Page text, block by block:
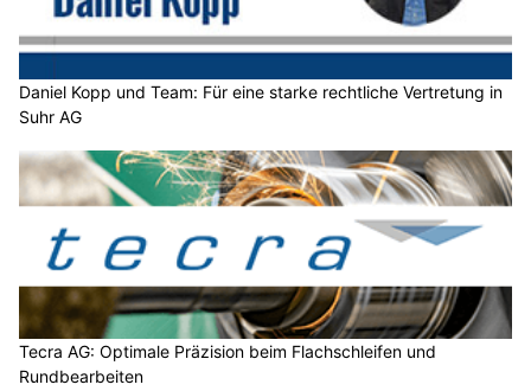
Daniel Kopp und Team: Für eine starke rechtliche Vertretung in
Suhr AG
Tecra AG: Optimale Präzision beim Flachschleifen und
Rundbearbeiten